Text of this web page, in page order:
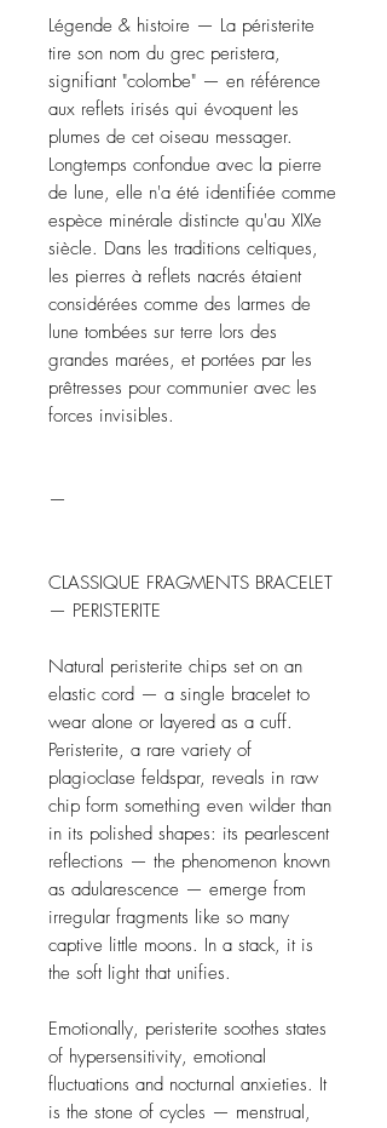
Légende & histoire — La péristerite
tire son nom du grec peristera,
signifiant "colombe" — en référence
aux reflets irisés qui évoquent les
plumes de cet oiseau messager.
Longtemps confondue avec la pierre
de lune, elle n'a été identifiée comme
espèce minérale distincte qu'au XIXe
siècle. Dans les traditions celtiques,
les pierres à reflets nacrés étaient
considérées comme des larmes de
lune tombées sur terre lors des
grandes marées, et portées par les
prêtresses pour communier avec les
forces invisibles.
—
CLASSIQUE FRAGMENTS BRACELET
— PERISTERITE
Natural peristerite chips set on an
elastic cord — a single bracelet to
wear alone or layered as a cuff.
Peristerite, a rare variety of
plagioclase feldspar, reveals in raw
chip form something even wilder than
in its polished shapes: its pearlescent
reflections — the phenomenon known
as adularescence — emerge from
irregular fragments like so many
captive little moons. In a stack, it is
the soft light that unifies.
Emotionally, peristerite soothes states
of hypersensitivity, emotional
fluctuations and nocturnal anxieties. It
is the stone of cycles — menstrual,